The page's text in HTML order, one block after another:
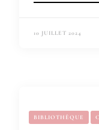
10 JUILLET 2024
BIBLIOTHÈQUE